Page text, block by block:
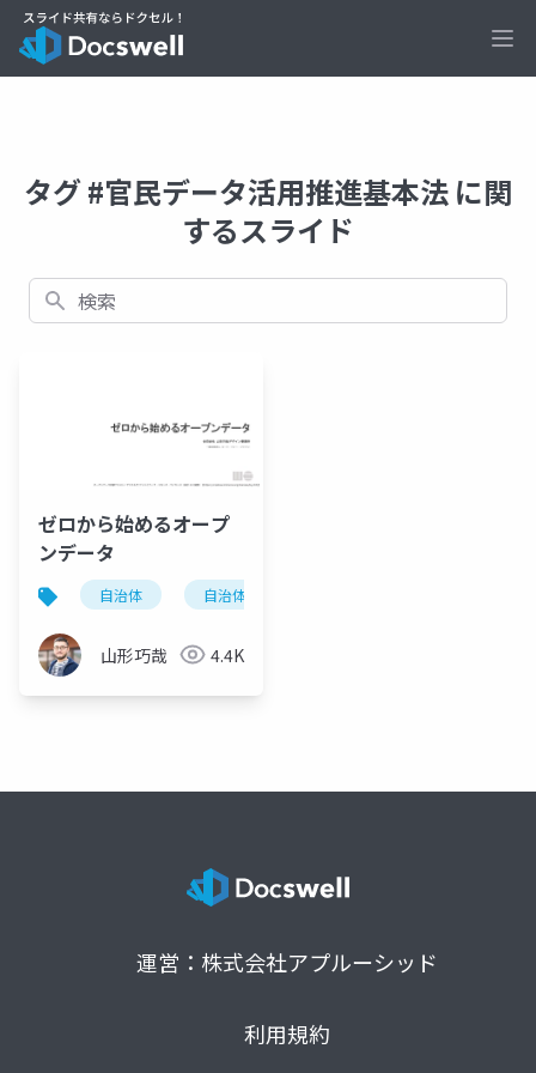
タグ #官民データ活用推進基本法 に関
するスライド
検索
ゼロから始めるオープ
ンデータ
自治体 自治体dx
山形巧哉 4.4K
運営：株式会社アプルーシッド
利用規約